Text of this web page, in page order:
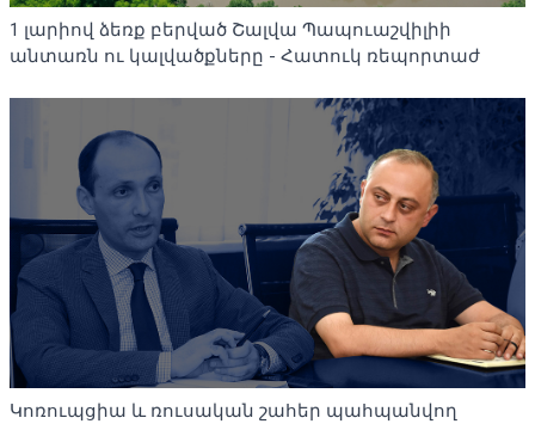
1 լարիով ձեռք բերված Շալվա Պապուաշվիլիի
անտառն ու կալվածքները - Հատուկ ռեպորտաժ
Կոռուպցիա և ռուսական շահեր պահպանվող